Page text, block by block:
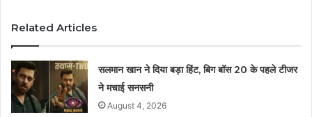
Related Articles
सलमान खान ने दिया बड़ा हिंट, बिग बॉस 20 के पहले टीजर
ने मचाई सनसनी
August 4, 2026